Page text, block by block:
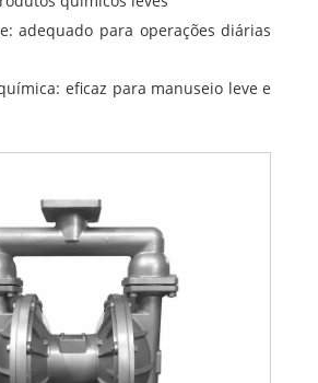
adequado para operações diárias
eficaz para manuseio leve e